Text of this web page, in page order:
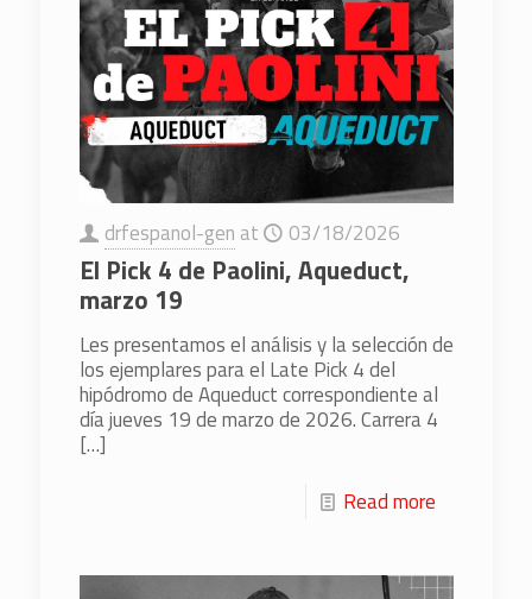
drfespanol-gen at 03/18/2026
El Pick 4 de Paolini, Aqueduct,
marzo 19
Les presentamos el análisis y la selección de
los ejemplares para el Late Pick 4 del
hipódromo de Aqueduct correspondiente al
día jueves 19 de marzo de 2026. Carrera 4
[…]
Read more